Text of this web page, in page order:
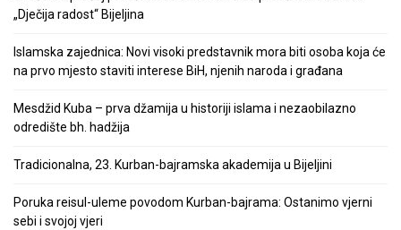
„Dječija radost“ Bijeljina
Islamska zajednica: Novi visoki predstavnik mora biti osoba koja će
na prvo mjesto staviti interese BiH, njenih naroda i građana
Mesdžid Kuba – prva džamija u historiji islama i nezaobilazno
odredište bh. hadžija
Tradicionalna, 23. Kurban-bajramska akademija u Bijeljini
Poruka reisul-uleme povodom Kurban-bajrama: Ostanimo vjerni
sebi i svojoj vjeri